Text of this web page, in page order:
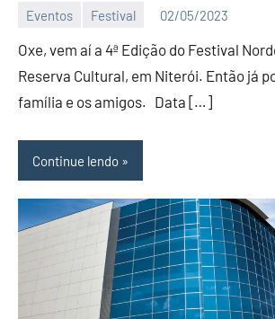
Eventos Festival 02/05/2023
D
Nit
Oxe, vem aí a 4ª Edição do Festival
Reserva Cultural, em Niterói. Então já
família e os amigos. Data […]
Continue lendo